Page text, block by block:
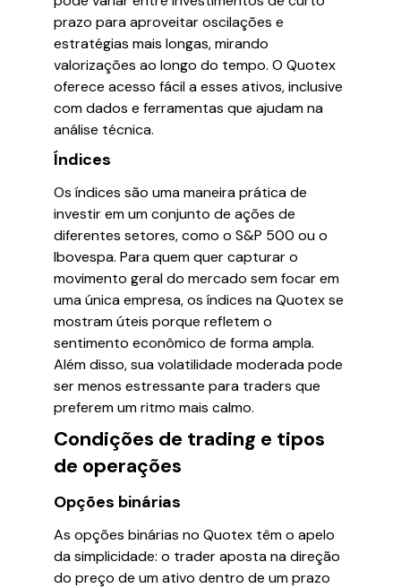
prazo para aproveitar oscilações e
estratégias mais longas, mirando
valorizações ao longo do tempo. O Quotex
oferece acesso fácil a esses ativos, inclusive
com dados e ferramentas que ajudam na
análise técnica.
Índices
Os índices são uma maneira prática de
investir em um conjunto de ações de
diferentes setores, como o S&P 500 ou o
Ibovespa. Para quem quer capturar o
movimento geral do mercado sem focar em
uma única empresa, os índices na Quotex se
mostram úteis porque refletem o
sentimento econômico de forma ampla.
Além disso, sua volatilidade moderada pode
ser menos estressante para traders que
preferem um ritmo mais calmo.
Condições de trading e tipos
de operações
Opções binárias
As opções binárias no Quotex têm o apelo
da simplicidade: o trader aposta na direção
do preço de um ativo dentro de um prazo